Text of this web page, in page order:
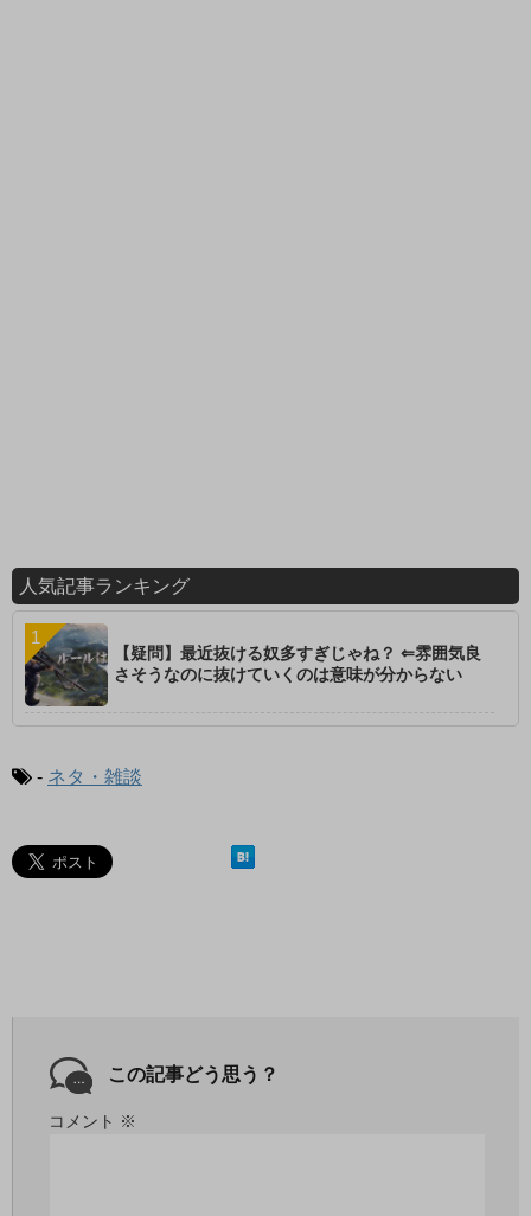
人気記事ランキング
【疑問】最近抜ける奴多すぎじゃね？ ⇐雰囲気良
さそうなのに抜けていくのは意味が分からない
- ネタ・雑談
この記事どう思う？
コメント ※